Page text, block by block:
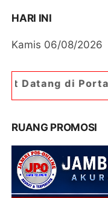
HARI INI
Kamis 06/08/2026
Berita
RUANG PROMOSI